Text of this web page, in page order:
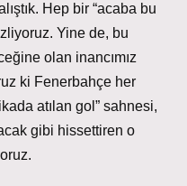
Hep bir “acaba bu
Yine de, bu
olan inancımız
ki Fenerbahçe her
atılan gol” sahnesi,
gibi hissettiren o